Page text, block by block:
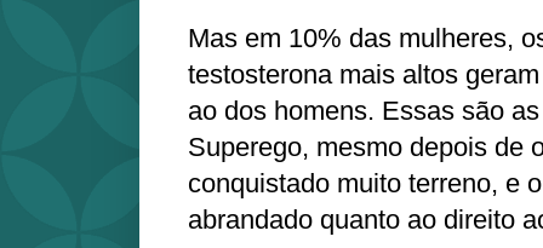
Mas em 10% das mulheres,
testosterona mais altos
ao dos homens. Essas são
Superego, mesmo depois de
conquistado muito terreno, e
abrandado quanto ao direito